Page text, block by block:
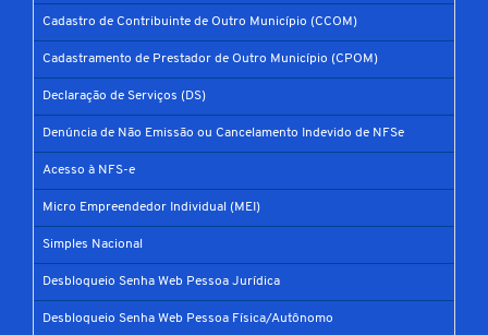
Cadastro de Contribuinte de Outro Município (CCOM)
Cadastramento de Prestador de Outro Município (CPOM)
Declaração de Serviços (DS)
Denúncia de Não Emissão ou Cancelamento Indevido de NFSe
Acesso à NFS-e
Micro Empreendedor Individual (MEI)
Simples Nacional
Desbloqueio Senha Web Pessoa Jurídica
Desbloqueio Senha Web Pessoa Física/Autônomo